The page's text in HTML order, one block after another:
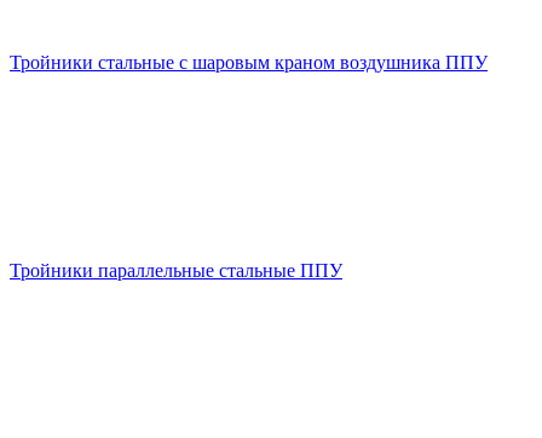
Тройники стальные с шаровым краном воздушника ППУ
Тройники параллельные стальные ППУ